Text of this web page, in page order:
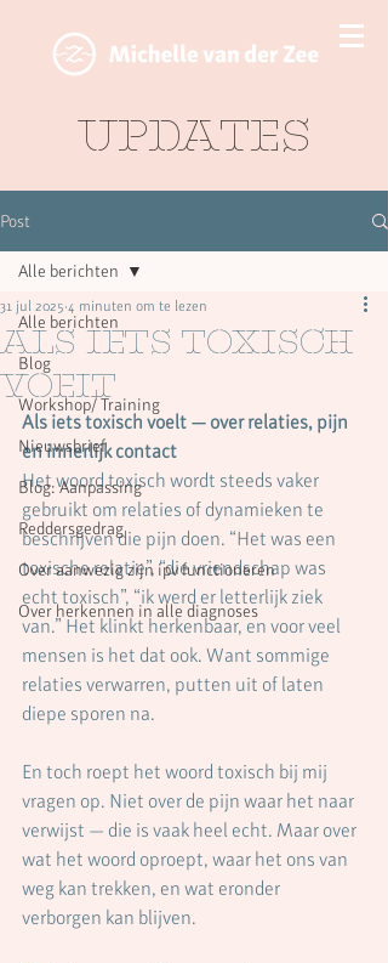
Updates
Post
Alle berichten
Blog
Workshop/ Training
Nieuwsbrief
Blog: Aanpassing
Reddersgedrag
Over aanwezig zijn ipv functioneren
Over herkennen in alle diagnoses
Alle berichten
Als iets toxisch
voelt
31 jul 2025 4 minuten om te lezen
Als iets toxisch voelt — over relaties, pijn
en innerlijk contact
Het woord toxisch wordt steeds vaker
gebruikt om relaties of dynamieken te
beschrijven die pijn doen. “Het was een
toxische relatie”, “die vriendschap was
echt toxisch”, “ik werd er letterlijk ziek
van.” Het klinkt herkenbaar, en voor veel
mensen is het dat ook. Want sommige
relaties verwarren, putten uit of laten
diepe sporen na.
En toch roept het woord toxisch bij mij
vragen op. Niet over de pijn waar het naar
verwijst — die is vaak heel echt. Maar over
wat het woord oproept, waar het ons van
weg kan trekken, en wat eronder
verborgen kan blijven.